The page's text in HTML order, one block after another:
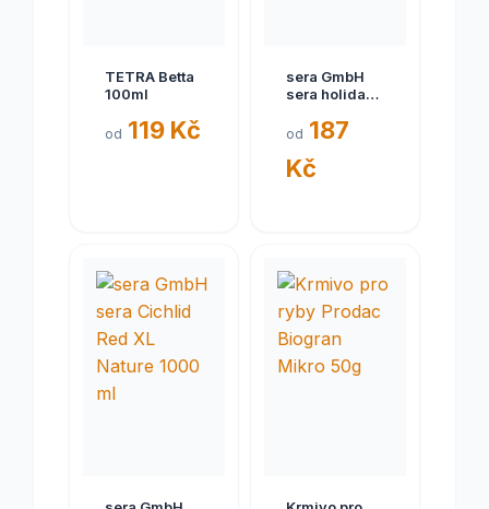
TETRA Betta
100ml
od 119 Kč
sera GmbH
sera holiday
od 187
Kč